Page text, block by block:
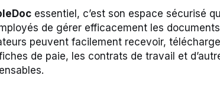
essentiel, c’est son espace sécurisé
de gérer efficacement les
peuvent facilement recevoir,
de paie, les contrats de travail et